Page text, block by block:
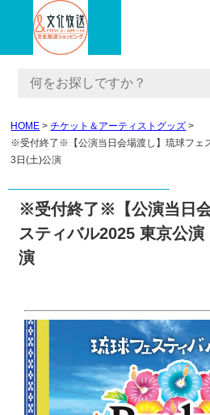
HOME
チケット＆アーティストグッズ
※受付終了※【公演当日会場渡し】琉球フェ
3日(土)公演
※受付終了※【公演当日
スティバル2025 東京公
演